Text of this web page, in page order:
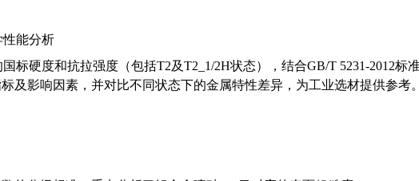
性能分析
标硬度和抗拉强度（包括T2及T2_1/2H状态），结合GB/T 5231-2012标准
及影响因素，并对比不同状态下的金属特性差异，为工业选材提供参考。